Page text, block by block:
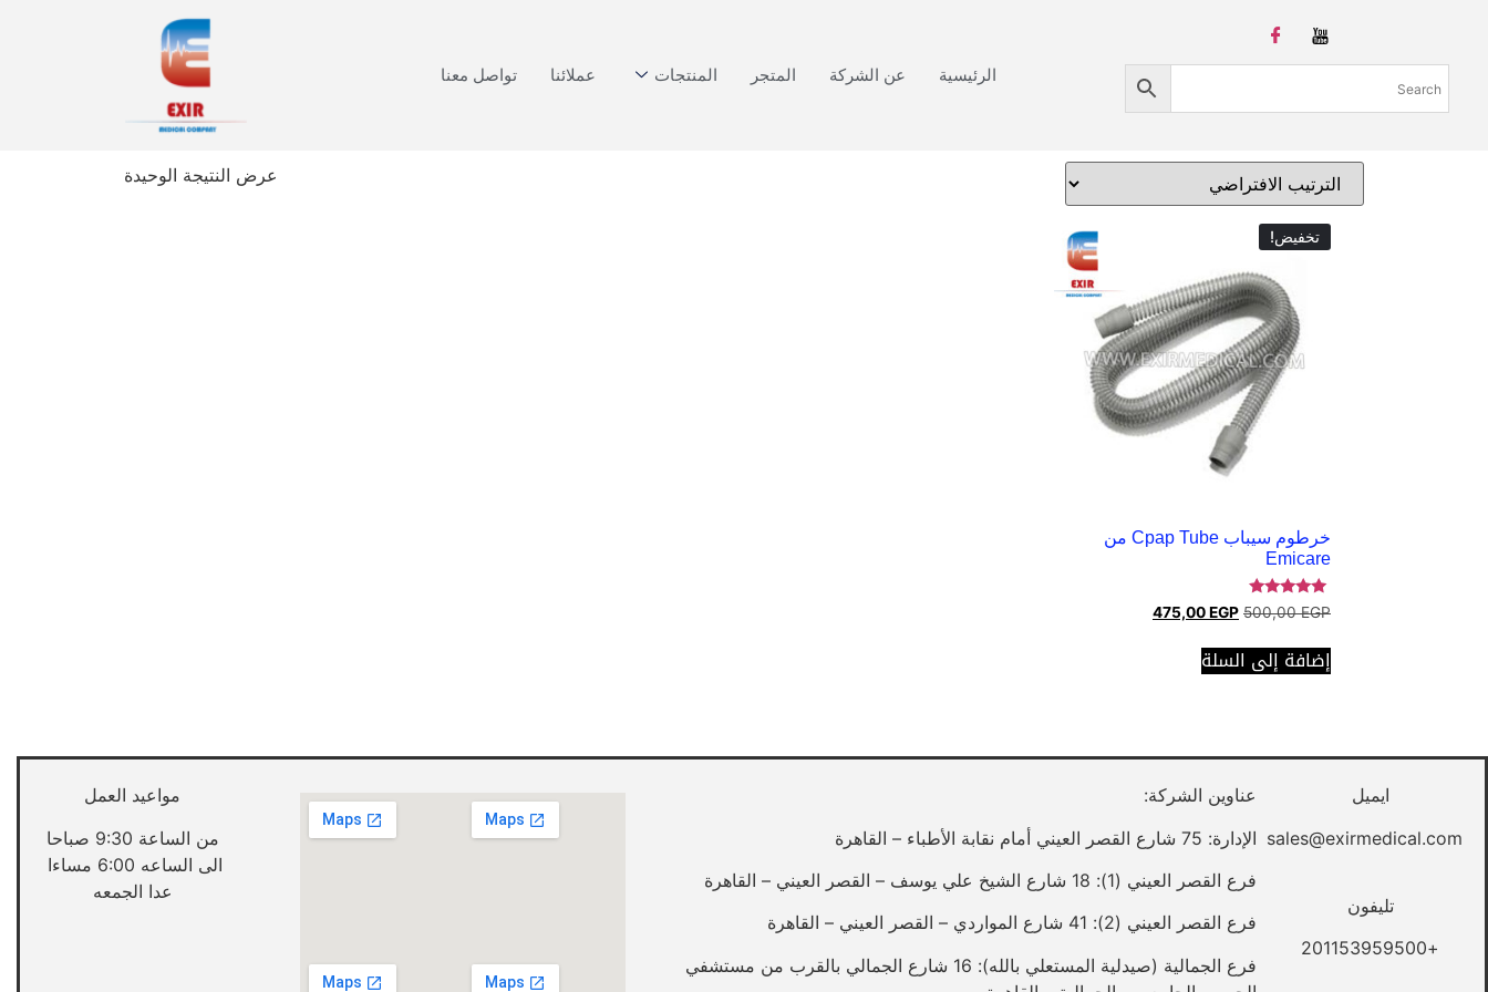
الرئيسية عن الشركة المتجر المنتجات عملائنا تواصل معنا
عرض النتيجة الوحيدة
تخفيض!
خرطوم سيباب Cpap Tube من
Emicare
تم التقييم
5.00
500,00EGP
475,00EGP
إضافة إلى السلة
ايميل
sales@exirmedical.com
تليفون
+201153959500
عناوين الشركة:
الإدارة: 75 شارع القصر العيني أمام نقابة الأطباء – القاهرة
فرع القصر العيني (1): 18 شارع الشيخ علي يوسف – القصر العيني – القاهرة
فرع القصر العيني (2): 41 شارع المواردي – القصر العيني – القاهرة
فرع الجمالية (صيدلية المستعلي بالله): 16 شارع الجمالي بالقرب من مستشفي
مواعيد العمل
من الساعة 9:30 صباحا
الى الساعه 6:00 مساءا
عدا الجمعه